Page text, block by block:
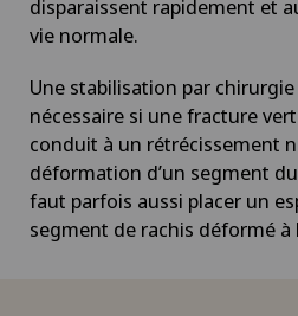
Chirurgie pédiatrique
Chirurgie plastique
disparaissent rapidement et
vie normale.
Une stabilisation par chirurgie
nécessaire si une fracture
conduit à un rétrécissement
déformation d’un segment
faut parfois aussi placer un
segment de rachis déformé à